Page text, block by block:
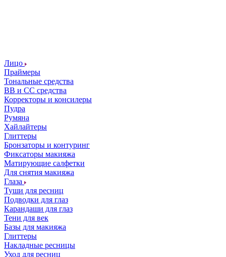
Лицо
Праймеры
Тональные средства
ВВ и СС средства
Корректоры и консилеры
Пудра
Румяна
Хайлайтеры
Глиттеры
Бронзаторы и контуринг
Фиксаторы макияжа
Матирующие салфетки
Для снятия макияжа
Глаза
Туши для ресниц
Подводки для глаз
Карандаши для глаз
Тени для век
Базы для макияжа
Глиттеры
Накладные ресницы
Уход для ресниц